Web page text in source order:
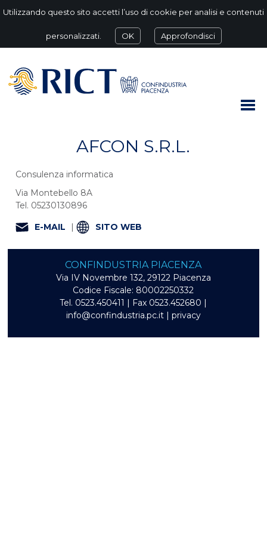
Utilizzando questo sito accetti l’uso di cookie per analisi e contenuti
personalizzati. OK Approfondisci
AFCON S.R.L.
Consulenza informatica
Via Montebello 8A
Tel. 05230130896
E-MAIL
| SITO WEB
CONFINDUSTRIA PIACENZA
Via IV Novembre 132, 29122 Piacenza
Codice Fiscale: 80002250332
Tel. 0523.450411 | Fax 0523.452680 |
info@confindustria.pc.it| privacy